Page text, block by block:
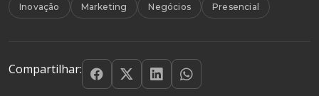
Inovação Marketing Negócios Presencial
Compartilhar: